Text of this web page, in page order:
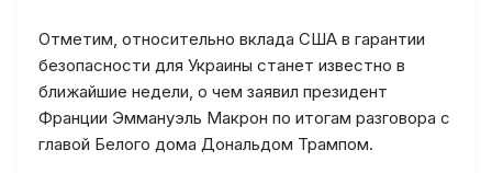
Отметим, относительно вклада США в гарантии
безопасности для Украины станет известно в
ближайшие недели, о чем заявил президент
Франции Эммануэль Макрон по итогам разговора с
главой Белого дома Дональдом Трампом.